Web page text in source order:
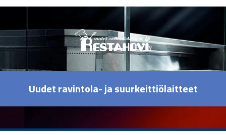
Uudet ravintola- ja suurkeittiölaitteet